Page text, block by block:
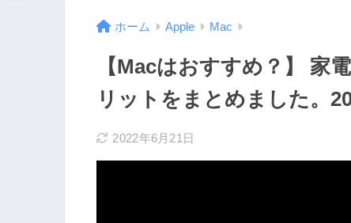
ホーム Apple Mac
【Macはおすすめ？】 家
リットをまとめました。
2022年6月21日